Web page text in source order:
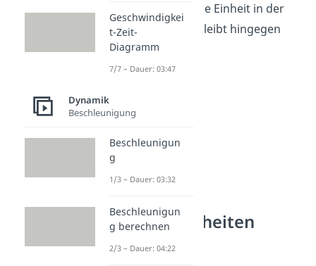
fixiert. Wie du eine Einheit in der
Praxis umsetzt, bleibt hingegen
offen.
SI-Basiseinheiten
Tabelle
Geschwindigkei
t-Zeit-
Diagramm
7/7 – Dauer: 03:47
Dynamik
Beschleunigung
Beschleunigun
g
1/3 – Dauer: 03:32
Beschleunigun
g berechnen
2/3 – Dauer: 04:22